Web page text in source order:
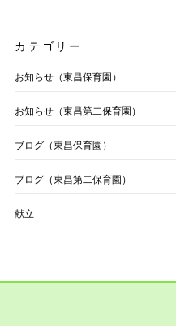
カテゴリー
お知らせ（東昌保育園）
お知らせ（東昌第二保育園）
ブログ（東昌保育園）
ブログ（東昌第二保育園）
献立